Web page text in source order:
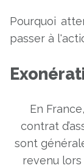
Pourquoi
passer à
En
contrat
sont
revenu